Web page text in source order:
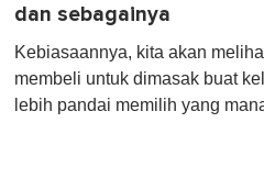
dan sebagainya
Kebiasaannya, kita akan
membeli untuk dimasak buat
lebih pandai memilih yang